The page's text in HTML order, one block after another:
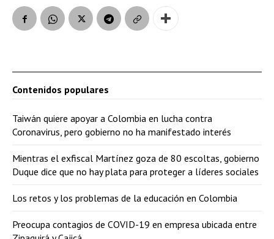
Contenidos populares
Taiwán quiere apoyar a Colombia en lucha contra
Coronavirus, pero gobierno no ha manifestado interés
Mientras el exfiscal Martínez goza de 80 escoltas, gobierno
Duque dice que no hay plata para proteger a líderes sociales
Los retos y los problemas de la educación en Colombia
Preocupa contagios de COVID-19 en empresa ubicada entre